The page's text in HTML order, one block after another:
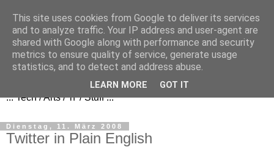
FezBook
... Tech / Arts / 'n' / Stuff ...
Dienstag, 11. März 2008
Twitter in Plain English
This site uses cookies from Google to deliver its services
and to analyze traffic. Your IP address and user-agent are
shared with Google along with performance and security
metrics to ensure quality of service, generate usage
statistics, and to detect and address abuse.
LEARN MORE GOT IT